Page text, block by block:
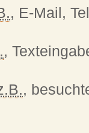
, E-Mail,
,
,